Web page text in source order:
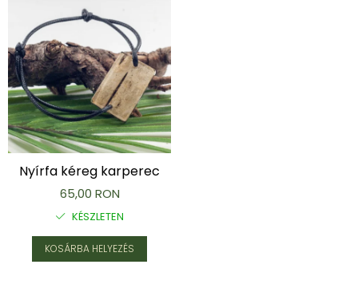
Nyírfa kéreg karperec
65,00 RON
KÉSZLETEN
KOSÁRBA HELYEZÉS